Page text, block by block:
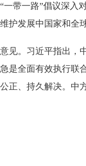
带一路”倡议深
护发展中国家和全
。习近平指出，
是全面有效执行联
正、持久解决。